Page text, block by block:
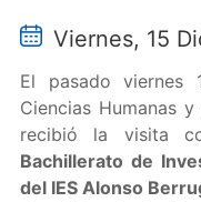
Viernes, 15
El pasado viernes
Ciencias Humanas
recibió la visita
Bachillerato de
del IES Alonso